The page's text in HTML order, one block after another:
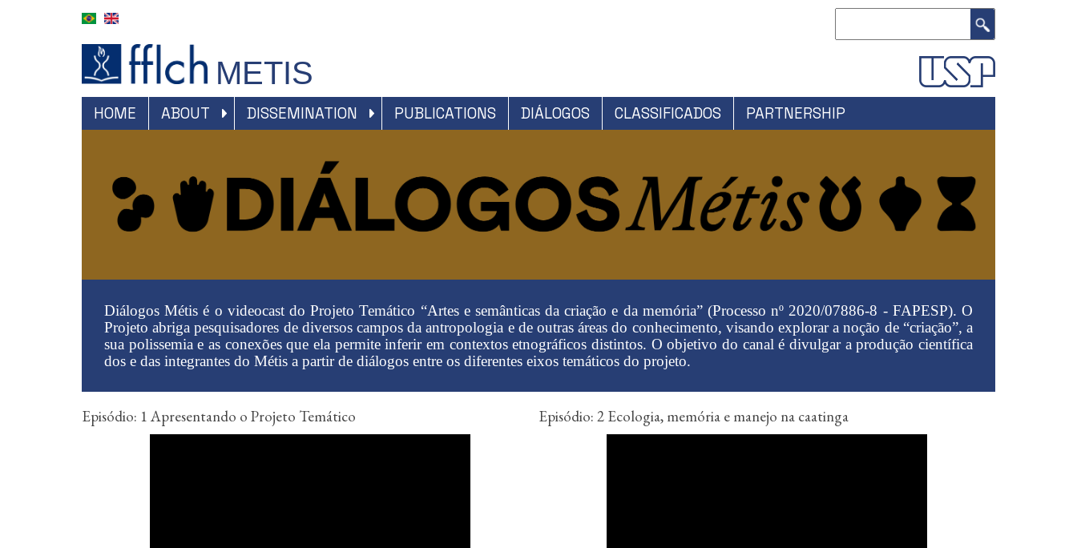
METIS
#NAVEGAÇÃO
PRINCIPAL
HOME ABOUT DISSEMINATION PUBLICATIONS DIÁLOGOS CLASSIFICADOS PARTNERSHIP
Diálogos Métis é o videocast do Projeto Temático “Artes e semânticas da criação e da memória” (Processo nº 2020/07886-8 - FAPESP). O
Projeto abriga pesquisadores de diversos campos da antropologia e de outras áreas do conhecimento, visando explorar a noção de “criação”, a
sua polissemia e as conexões que ela permite inferir em contextos etnográficos distintos. O objetivo do canal é divulgar a produção científica
dos e das integrantes do Métis a partir de diálogos entre os diferentes eixos temáticos do projeto.
Episódio: 1 Apresentando o Projeto Temático Episódio: 2 Ecologia, memória e manejo na caatinga